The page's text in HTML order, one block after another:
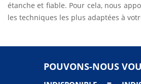
étanche et fiable. Pour cela, nous
les techniques les plus adaptées à
POUVONS-NOUS